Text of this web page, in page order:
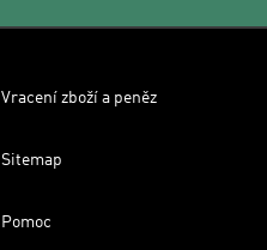
Vracení zboží a peněz
Sitemap
Pomoc